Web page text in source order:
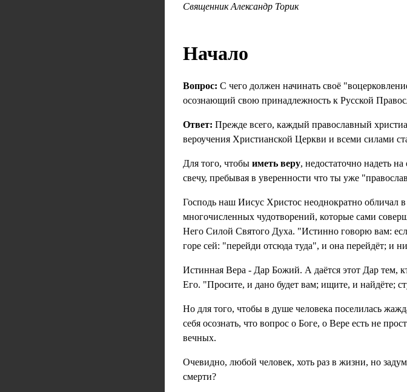
Священник Александр Торик
Начало
Вопрос: С чего должен начинать своё
осознающий свою принадлежность к Русской
Ответ: Прежде всего, каждый православный
вероучения Христианской Церкви и всеми силами
Для того, чтобы иметь веру, недостаточно надеть
свечу, пребывая в уверенности что ты уже
Господь наш Иисус Христос неоднократно обличал
многочисленных чудотворений, которые сами
Него Силой Святого Духа. "Истинно говорю вам:
горе сей: "перейди отсюда туда", и она перейдёт; и
Истинная Вера - Дар Божий. А даётся этот Дар тем,
Его. "Просите, и дано будет вам; ищите, и найдёте;
Но для того, чтобы в душе человека поселилась
себя осознать, что вопрос о Боге, о Вере есть не
вечных.
Очевидно, любой человек, хоть раз в жизни, но
смерти?